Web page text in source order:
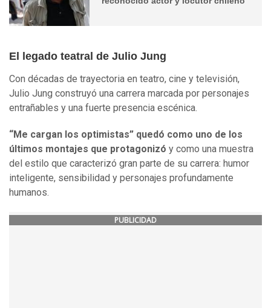
El legado teatral de Julio Jung
Con décadas de trayectoria en teatro, cine y televisión,
Julio Jung construyó una carrera marcada por personajes
entrañables y una fuerte presencia escénica.
“Me cargan los optimistas” quedó como uno de los
últimos montajes que protagonizó y como una muestra
del estilo que caracterizó gran parte de su carrera: humor
inteligente, sensibilidad y personajes profundamente
humanos.
PUBLICIDAD